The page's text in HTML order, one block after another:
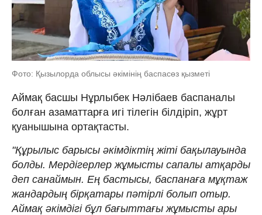
Фото: Қызылорда облысы әкімінің баспасөз қызметі
Аймақ басшы Нұрлыбек Нәлібаев баспаналы
болған азаматтарға игі тілегін білдіріп, жұрт
қуанышына ортақтасты.
"Құрылыс барысы әкімдіктің жіті бақылауында
болды. Мердігерлер жұмысты сапалы атқарды
деп санаймын. Ең бастысы, баспанаға мұқтаж
жандардың бірқатары пәтірлі болып отыр.
Аймақ әкімдігі бұл бағыттағы жұмысты ары